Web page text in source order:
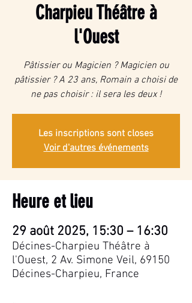
Charpieu Théâtre à
l'Ouest
Pâtissier ou Magicien ? Magicien ou
pâtissier ? A 23 ans, Romain a choisi de
ne pas choisir : il sera les deux !
Les inscriptions sont closes
Voir d'autres événements
Heure et lieu
29 août 2025, 15:30 – 16:30
Décines-Charpieu Théâtre à
l'Ouest, 2 Av. Simone Veil, 69150
Décines-Charpieu, France